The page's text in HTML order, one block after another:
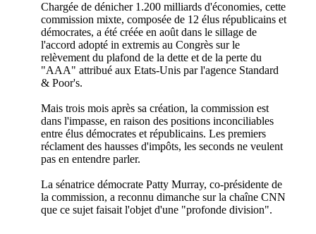
Chargée de dénicher 1.200 milliards d'économies, cette
commission mixte, composée de 12 élus républicains et
démocrates, a été créée en août dans le sillage de
l'accord adopté in extremis au Congrès sur le
relèvement du plafond de la dette et de la perte du
"AAA" attribué aux Etats-Unis par l'agence Standard
& Poor's.
Mais trois mois après sa création, la commission est
dans l'impasse, en raison des positions inconciliables
entre élus démocrates et républicains. Les premiers
réclament des hausses d'impôts, les seconds ne veulent
pas en entendre parler.
La sénatrice démocrate Patty Murray, co-présidente de
la commission, a reconnu dimanche sur la chaîne CNN
que ce sujet faisait l'objet d'une "profonde division".